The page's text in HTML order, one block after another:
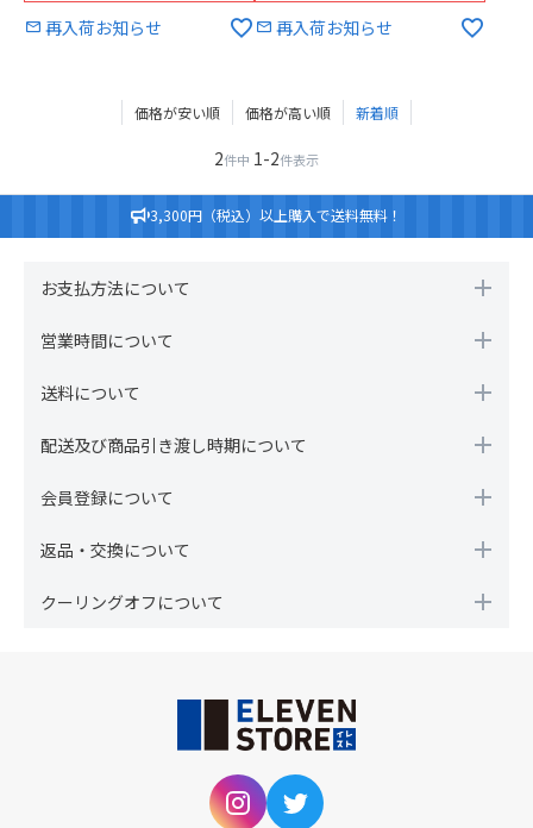
再入荷お知らせ 再入荷お知らせ
価格が安い順 価格が高い順 新着順
2件中 1-2件表示
3,300円（税込）以上購入で送料無料！
お支払方法について
営業時間について
送料について
配送及び商品引き渡し時期について
会員登録について
返品・交換について
クーリングオフについて